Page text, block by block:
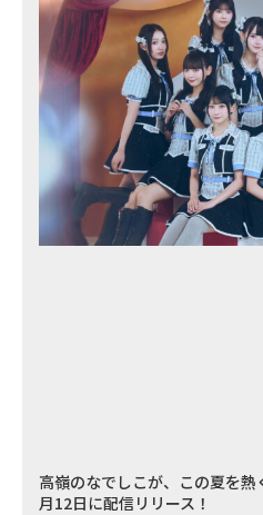
高嶺のなでしこが、この夏を
月12日に配信リリース！